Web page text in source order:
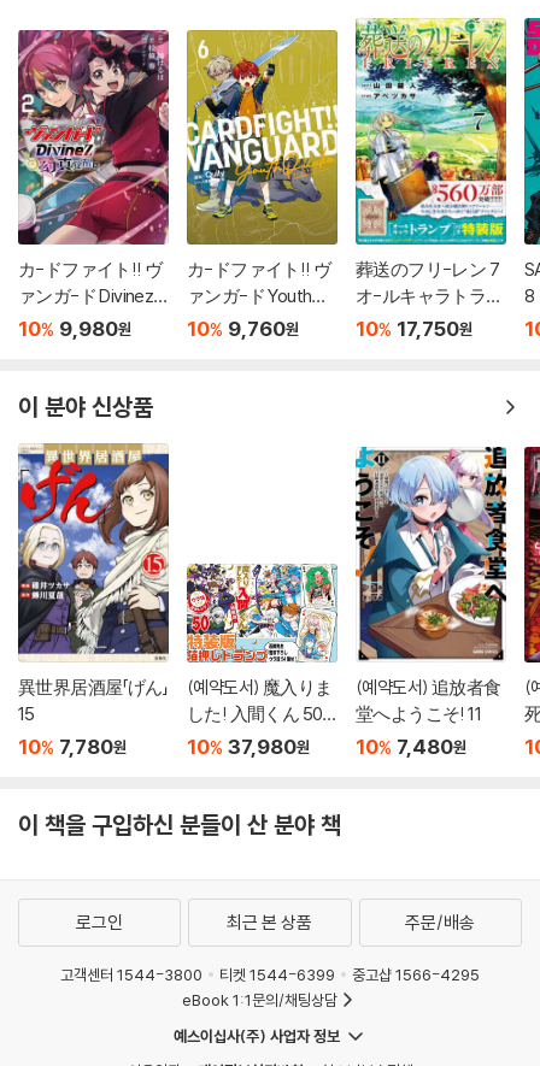
カ-ドファイト!! ヴ
ァンガ-ド Divinez
幻眞覺醒編 2
10% 9,980원
カ-ドファイト!! ヴ
ァンガ-ド YouthQu
ake 6
10% 9,760원
葬送のフリ-レン 7
オ-ルキャラトラン
プ付き特裝版
10% 17,750원
8
이 분야 신상품
異世界居酒屋「げん」
15
10% 7,780원
(예약도서) 魔入りま
した! 入間くん 50
特裝版
10% 37,980원
(예약도서) 追放者食
堂へようこそ! 11
10% 7,480원
(
이 책을 구입하신 분들이 산 분야 책
로그인 최근 본 상품 주문/배송
고객센터 1544-3800 티켓 1544-6399
중고샵 1566-4295
eBook 1:1문의/채팅상담
예스이십사(주) 사업자 정보